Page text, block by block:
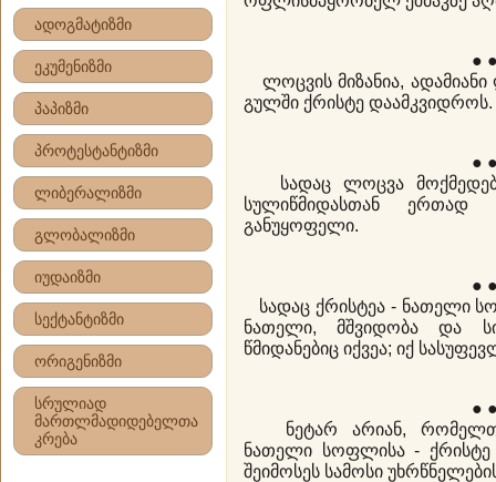
ადოგმატიზმი
ეკუმენიზმი
პაპიზმი
პროტესტანტიზმი
ლიბერალიზმი
გლობალიზმი
იუდაიზმი
სექტანტიზმი
ორიგენიზმი
სრულიად
მართლმადიდებელთა
კრება
●
ლოცვის მიზანია,
გულში ქრისტე დაამკვიდროს.
●
სადაც ლოცვა
სულიწმიდასთან
განუყოფელი.
●
სადაც ქრისტეა - ნათელი
ნათელი, მშვიდობა და
წმიდანებიც იქვეა; იქ
●
ნეტარ არიან,
ნათელი სოფლისა - ქრისტე
შეიმოსეს სამოსი